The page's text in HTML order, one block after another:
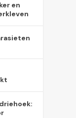
en